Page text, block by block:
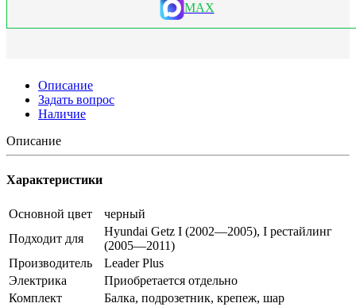
MAX
Описание
Задать вопрос
Наличие
Описание
Характеристики
Основной цвет
черный
Подходит для
Hyundai Getz I (2002—2005), I рестайлинг
(2005—2011)
Производитель
Leader Plus
Электрика
Приобретается отдельно
Комплект
Балка, подрозетник, крепеж, шар